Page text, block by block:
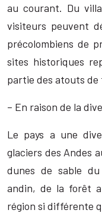
au courant. Du
visiteurs peuvent
précolombiens de
sites historiques
partie des atouts de
– En raison de la
Le pays a une
glaciers des Andes
dunes de sable
andin, de la forêt
région si différente